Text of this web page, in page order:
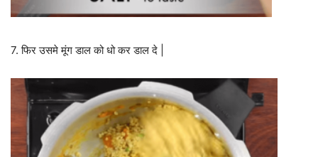
7. फिर उसमे मूंग डाल को धो कर डाल दे |